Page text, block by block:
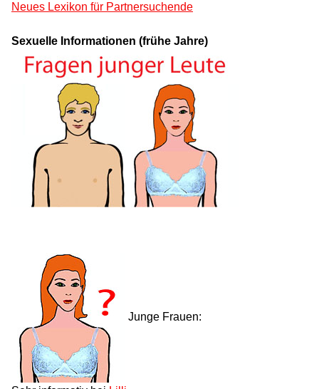
Neues Lexikon für Partnersuchende
Sexuelle Informationen (frühe Jahre)
Junge Frauen: